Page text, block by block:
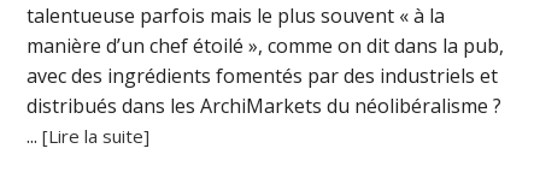
talentueuse parfois mais le plus souvent « à la
manière d’un chef étoilé », comme on dit dans la pub,
avec des ingrédients fomentés par des industriels et
distribués dans les ArchiMarkets du néolibéralisme ?
...[Lire la suite]